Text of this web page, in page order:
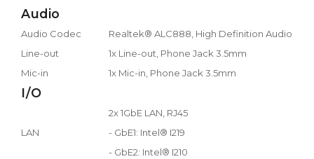
Audio
Audio Codec
Realtek® ALC888, High Definition Audio
Line-out
1x Line-out, Phone Jack 3.5mm
Mic-in
1x Mic-in, Phone Jack 3.5mm
I/O
LAN
2x 1GbE LAN, RJ45
- GbE1: Intel® I219
- GbE2: Intel® I210